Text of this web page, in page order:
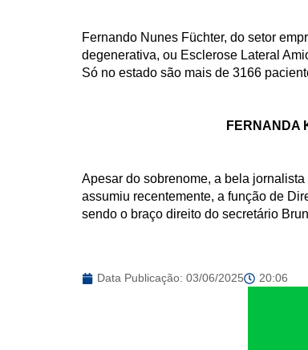
Fernando Nunes Füchter, do setor
degenerativa, ou Esclerose Lateral
Só no estado são mais de 3166
FERNANDA
Apesar do sobrenome, a bela
assumiu recentemente, a função de
sendo o braço direito do secretário
Data Publicação: 03/06/2025 20:06